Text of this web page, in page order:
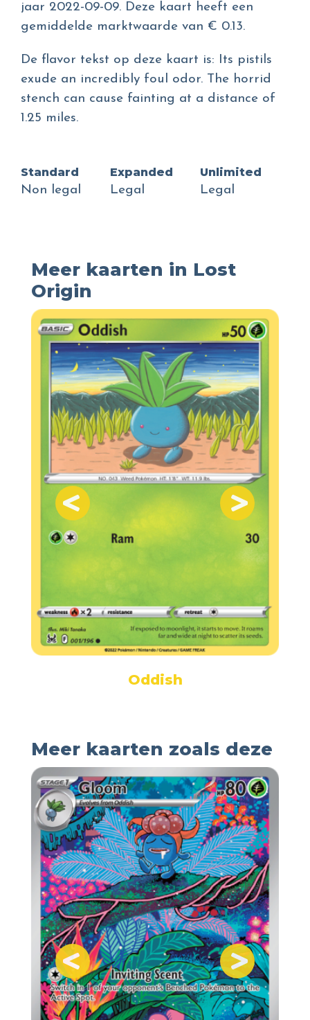
jaar 2022-09-09. Deze kaart heeft een
gemiddelde marktwaarde van € 0.13.
De flavor tekst op deze kaart is: Its pistils
exude an incredibly foul odor. The horrid
stench can cause fainting at a distance of
1.25 miles.
Standard
Non legal
Expanded
Legal
Unlimited
Legal
Meer kaarten in Lost
Origin
Oddish
Meer kaarten zoals deze